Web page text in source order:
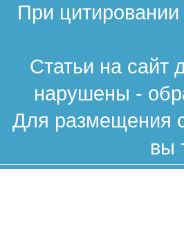
При
Статьи на сайт
нарушены -
Для размещения
вы